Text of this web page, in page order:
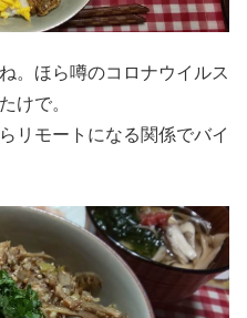
。ほら噂のコロナウイルス
けで。
リモートになる関係でバイ